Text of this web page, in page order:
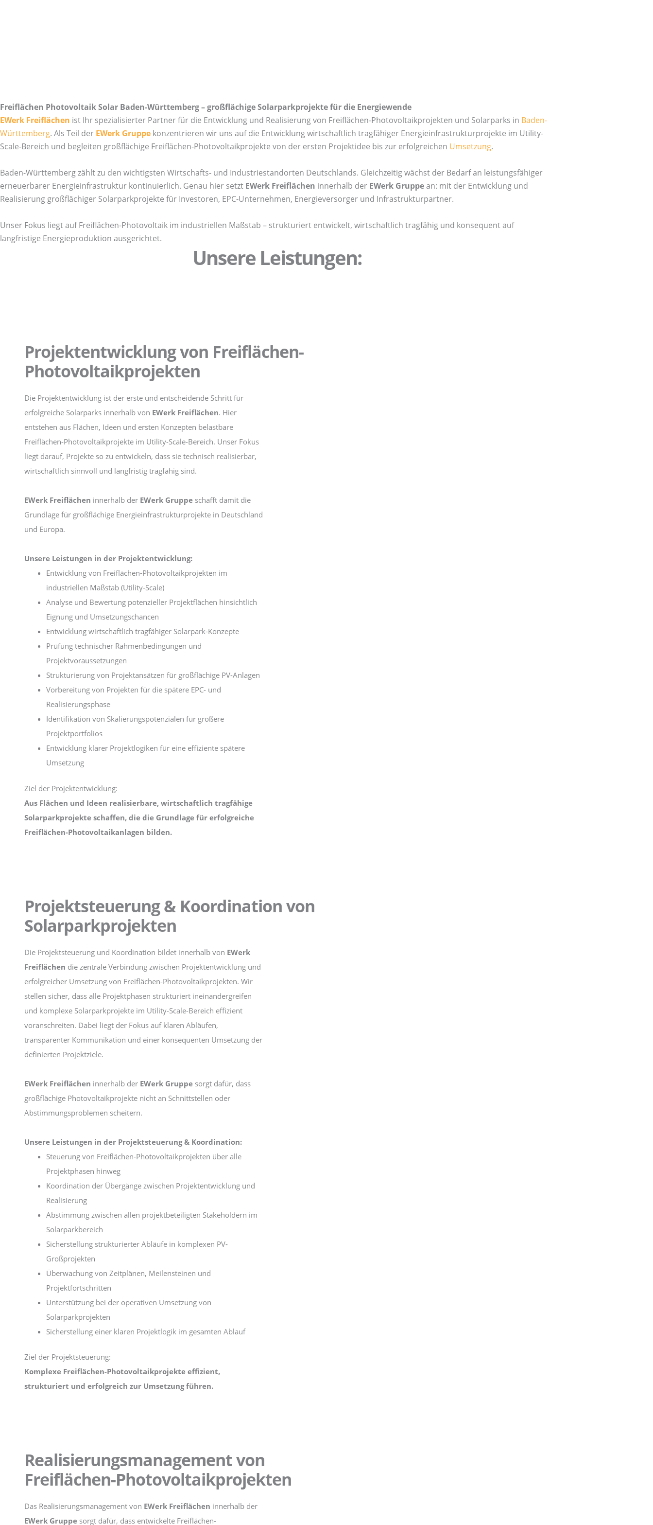
Freiflächen Photovoltaik Solar Baden-Württemberg – großflächige Solarparkprojekte für die Energiewende
EWerk Freiflächen ist Ihr spezialisierter Partner für die Entwicklung und Realisierung von Freiflächen-Photovoltaikprojekten und Solarparks in Baden-
Württemberg. Als Teil der EWerk Gruppe konzentrieren wir uns auf die Entwicklung wirtschaftlich tragfähiger Energieinfrastrukturprojekte im Utility-
Scale-Bereich und begleiten großflächige Freiflächen-Photovoltaikprojekte von der ersten Projektidee bis zur erfolgreichen Umsetzung.
Baden-Württemberg zählt zu den wichtigsten Wirtschafts- und Industriestandorten Deutschlands. Gleichzeitig wächst der Bedarf an leistungsfähiger
erneuerbarer Energieinfrastruktur kontinuierlich. Genau hier setzt EWerk Freiflächen innerhalb der EWerk Gruppean: mit der Entwicklung und
Realisierung großflächiger Solarparkprojekte für Investoren, EPC-Unternehmen, Energieversorger und Infrastrukturpartner.
Unser Fokus liegt auf Freiflächen-Photovoltaik im industriellen Maßstab – strukturiert entwickelt, wirtschaftlich tragfähig und konsequent auf
langfristige Energieproduktion ausgerichtet.
Unsere Leistungen:
Projektentwicklung von Freiflächen-
Photovoltaikprojekten
Die Projektentwicklung ist der erste und entscheidende Schritt für
erfolgreiche Solarparks innerhalb von EWerk Freiflächen. Hier
entstehen aus Flächen, Ideen und ersten Konzepten belastbare
Freiflächen-Photovoltaikprojekte im Utility-Scale-Bereich. Unser Fokus
liegt darauf, Projekte so zu entwickeln, dass sie technisch realisierbar,
wirtschaftlich sinnvoll und langfristig tragfähig sind.
EWerk Freiflächen innerhalb der EWerk Gruppe schafft damit die
Grundlage für großflächige Energieinfrastrukturprojekte in Deutschland
und Europa.
Unsere Leistungen in der Projektentwicklung:
Entwicklung von Freiflächen-Photovoltaikprojekten im
industriellen Maßstab (Utility-Scale)
Analyse und Bewertung potenzieller Projektflächen hinsichtlich
Eignung und Umsetzungschancen
Entwicklung wirtschaftlich tragfähiger Solarpark-Konzepte
Prüfung technischer Rahmenbedingungen und
Projektvoraussetzungen
Strukturierung von Projektansätzen für großflächige PV-Anlagen
Vorbereitung von Projekten für die spätere EPC- und
Realisierungsphase
Identifikation von Skalierungspotenzialen für größere
Projektportfolios
Entwicklung klarer Projektlogiken für eine effiziente spätere
Umsetzung
Ziel der Projektentwicklung:
Aus Flächen und Ideen realisierbare, wirtschaftlich tragfähige
Solarparkprojekte schaffen, die die Grundlage für erfolgreiche
Freiflächen-Photovoltaikanlagen bilden.
Projektsteuerung & Koordination von
Solarparkprojekten
Die Projektsteuerung und Koordination bildet innerhalb von EWerk
Freiflächen die zentrale Verbindung zwischen Projektentwicklung und
erfolgreicher Umsetzung von Freiflächen-Photovoltaikprojekten. Wir
stellen sicher, dass alle Projektphasen strukturiert ineinandergreifen
und komplexe Solarparkprojekte im Utility-Scale-Bereich effizient
voranschreiten. Dabei liegt der Fokus auf klaren Abläufen,
transparenter Kommunikation und einer konsequenten Umsetzung der
definierten Projektziele.
EWerk Freiflächen innerhalb der EWerk Gruppe sorgt dafür, dass
großflächige Photovoltaikprojekte nicht an Schnittstellen oder
Abstimmungsproblemen scheitern.
Unsere Leistungen in der Projektsteuerung & Koordination:
Steuerung von Freiflächen-Photovoltaikprojekten über alle
Projektphasen hinweg
Koordination der Übergänge zwischen Projektentwicklung und
Realisierung
Abstimmung zwischen allen projektbeteiligten Stakeholdern im
Solarparkbereich
Sicherstellung strukturierter Abläufe in komplexen PV-
Großprojekten
Überwachung von Zeitplänen, Meilensteinen und
Projektfortschritten
Unterstützung bei der operativen Umsetzung von
Solarparkprojekten
Sicherstellung einer klaren Projektlogik im gesamten Ablauf
Ziel der Projektsteuerung:
Komplexe Freiflächen-Photovoltaikprojekte effizient,
strukturiert und erfolgreich zur Umsetzung führen.
Realisierungsmanagement von
Freiflächen-Photovoltaikprojekten
Das Realisierungsmanagement von EWerk Freiflächen innerhalb der
EWerk Gruppe sorgt dafür, dass entwickelte Freiflächen-